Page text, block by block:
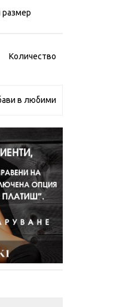
размер
Количество
в любими